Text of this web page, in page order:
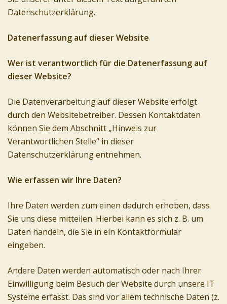
Datenschutzerklärung.
Datenerfassung auf dieser Website
Wer ist verantwortlich für die Datenerfassung auf
dieser Website?
Die Datenverarbeitung auf dieser Website erfolgt
durch den Websitebetreiber. Dessen Kontaktdaten
können Sie dem Abschnitt „Hinweis zur
Verantwortlichen Stelle“ in dieser
Datenschutzerklärung entnehmen.
Wie erfassen wir Ihre Daten?
Ihre Daten werden zum einen dadurch erhoben, dass
Sie uns diese mitteilen. Hierbei kann es sich z. B. um
Daten handeln, die Sie in ein Kontaktformular
eingeben.
Andere Daten werden automatisch oder nach Ihrer
Einwilligung beim Besuch der Website durch unsere IT
Systeme erfasst. Das sind vor allem technische Daten (z.